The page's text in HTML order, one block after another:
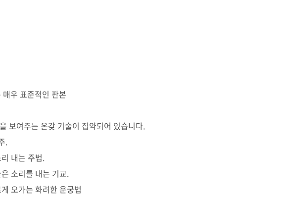
우 표준적인 판본
보여주는 온갖 기술이 집약되어 있습니다.
.
내는 주법.
소리를 내는 기교.
오가는 화려한 운궁법